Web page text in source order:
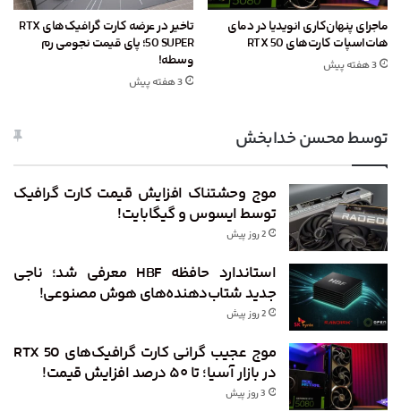
ماجرای پنهان‌کاری انویدیا در دمای
هات‌اسپات کارت‌های RTX 50
3 هفته پیش
تاخیر در عرضه کارت گرافیک‌های RTX
50 SUPER؛ پای قیمت نجومی رم
وسطه!
3 هفته پیش
توسط محسن خدابخش
موج وحشتناک افزایش قیمت کارت گرافیک
توسط ایسوس و گیگابایت!
2 روز پیش
استاندارد حافظه HBF معرفی شد؛ ناجی
جدید شتاب‌دهنده‌های هوش مصنوعی!
2 روز پیش
موج عجیب گرانی کارت گرافیک‌های RTX 50
در بازار آسیا؛ تا ۵۰ درصد افزایش قیمت!
3 روز پیش